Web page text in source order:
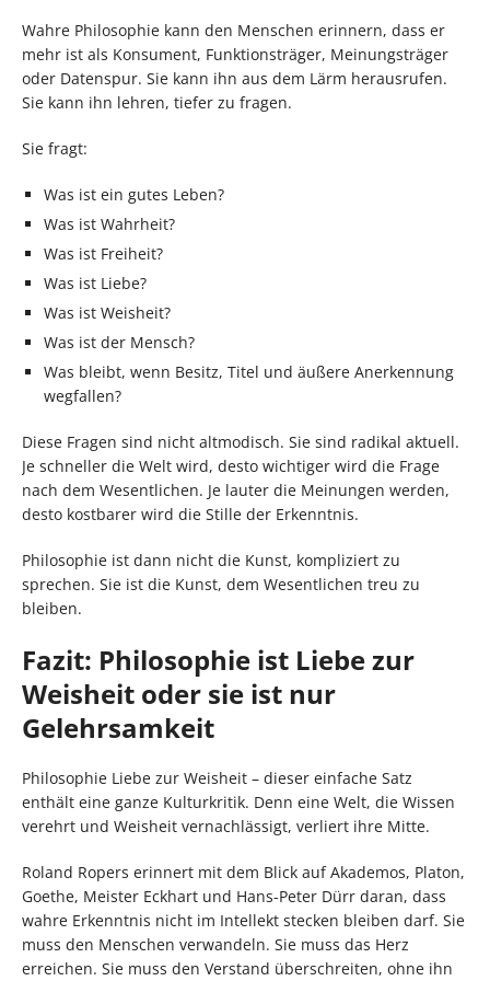
Wahre Philosophie kann den Menschen erinnern, dass er
mehr ist als Konsument, Funktionsträger, Meinungsträger
oder Datenspur. Sie kann ihn aus dem Lärm herausrufen.
Sie kann ihn lehren, tiefer zu fragen.
Sie fragt:
Was ist ein gutes Leben?
Was ist Wahrheit?
Was ist Freiheit?
Was ist Liebe?
Was ist Weisheit?
Was ist der Mensch?
Was bleibt, wenn Besitz, Titel und äußere Anerkennung
wegfallen?
Diese Fragen sind nicht altmodisch. Sie sind radikal aktuell.
Je schneller die Welt wird, desto wichtiger wird die Frage
nach dem Wesentlichen. Je lauter die Meinungen werden,
desto kostbarer wird die Stille der Erkenntnis.
Philosophie ist dann nicht die Kunst, kompliziert zu
sprechen. Sie ist die Kunst, dem Wesentlichen treu zu
bleiben.
Fazit: Philosophie ist Liebe zur
Weisheit oder sie ist nur
Gelehrsamkeit
Philosophie Liebe zur Weisheit – dieser einfache Satz
enthält eine ganze Kulturkritik. Denn eine Welt, die Wissen
verehrt und Weisheit vernachlässigt, verliert ihre Mitte.
Roland Ropers erinnert mit dem Blick auf Akademos, Platon,
Goethe, Meister Eckhart und Hans-Peter Dürr daran, dass
wahre Erkenntnis nicht im Intellekt stecken bleiben darf. Sie
muss den Menschen verwandeln. Sie muss das Herz
erreichen. Sie muss den Verstand überschreiten, ohne ihn